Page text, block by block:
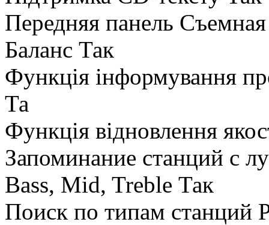
Передняя панель Съемная
Баланс Так
Функція інформування
Та
Функція відновлення
Запоминание станций с
Bass, Mid, Treble Так
Поиск по типам станций